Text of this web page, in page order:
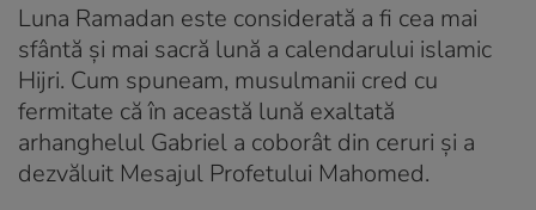
Luna Ramadan este considerată a fi cea mai
sfântă și mai sacră lună a calendarului islamic
Hijri. Cum spuneam, musulmanii cred cu
fermitate că în această lună exaltată
arhanghelul Gabriel a coborât din ceruri și a
dezvăluit Mesajul Profetului Mahomed.